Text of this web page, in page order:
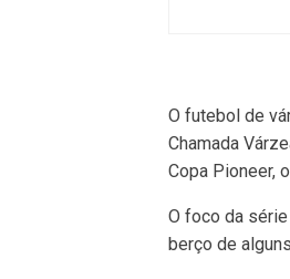
O futebol de
Chamada
Copa Pioneer,
O foco da
berço de